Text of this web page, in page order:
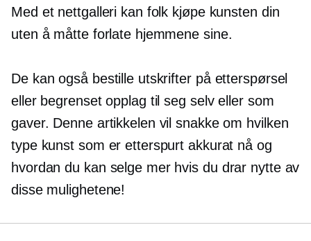
Med et nettgalleri kan folk kjøpe kunsten din
uten å måtte forlate hjemmene sine.
De kan også bestille utskrifter på etterspørsel
eller begrenset opplag til seg selv eller som
gaver. Denne artikkelen vil snakke om hvilken
type kunst som er etterspurt akkurat nå og
hvordan du kan selge mer hvis du drar nytte av
disse mulighetene!